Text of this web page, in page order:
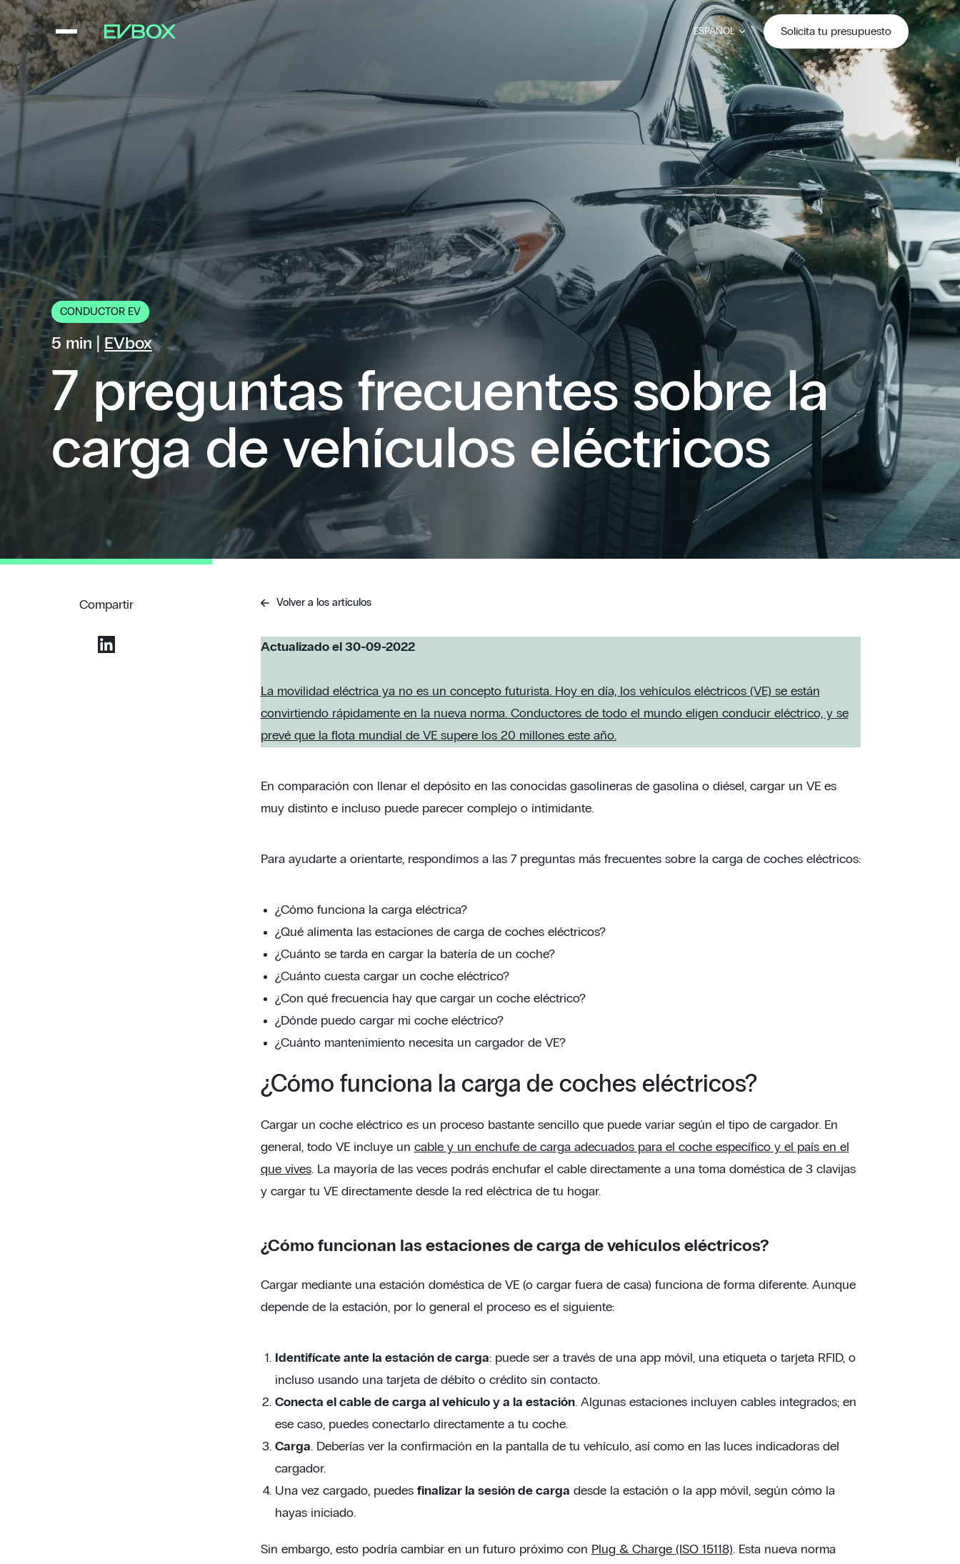
Saltar
al
contenido
ESPAÑOL Solicita tu presupuesto
CONDUCTOR EV
5 min |EVbox
7 preguntas frecuentes sobre la
carga de vehículos eléctricos
Compartir Volver a los artículos
Actualizado el 30-09-2022
La movilidad eléctrica ya no es un concepto futurista. Hoy en día, los vehículos eléctricos (VE) se están
convirtiendo rápidamente en la nueva norma. Conductores de todo el mundo eligen conducir eléctrico, y se
prevé que la flota mundial de VE supere los 20 millones este año.
En comparación con llenar el depósito en las conocidas gasolineras de gasolina o diésel, cargar un VE es
muy distinto e incluso puede parecer complejo o intimidante.
Para ayudarte a orientarte, respondimos a las 7 preguntas más frecuentes sobre la carga de coches eléctricos:
¿Cómo funciona la carga eléctrica?
¿Qué alimenta las estaciones de carga de coches eléctricos?
¿Cuánto se tarda en cargar la batería de un coche?
¿Cuánto cuesta cargar un coche eléctrico?
¿Con qué frecuencia hay que cargar un coche eléctrico?
¿Dónde puedo cargar mi coche eléctrico?
¿Cuánto mantenimiento necesita un cargador de VE?
¿Cómo funciona la carga de coches eléctricos?
Cargar un coche eléctrico es un proceso bastante sencillo que puede variar según el tipo de cargador. En
general, todo VE incluye un cable y un enchufe de carga adecuados para el coche específico y el país en el
que vives. La mayoría de las veces podrás enchufar el cable directamente a una toma doméstica de 3 clavijas
y cargar tu VE directamente desde la red eléctrica de tu hogar.
¿Cómo funcionan las estaciones de carga de vehículos eléctricos?
Cargar mediante una estación doméstica de VE (o cargar fuera de casa) funciona de forma diferente. Aunque
depende de la estación, por lo general el proceso es el siguiente:
Identifícate ante la estación de carga: puede ser a través de una app móvil, una etiqueta o tarjeta RFID, o
incluso usando una tarjeta de débito o crédito sin contacto.
Conecta el cable de carga al vehículo y a la estación. Algunas estaciones incluyen cables integrados; en
ese caso, puedes conectarlo directamente a tu coche.
Carga. Deberías ver la confirmación en la pantalla de tu vehículo, así como en las luces indicadoras del
cargador.
Una vez cargado, puedes finalizar la sesión de carga desde la estación o la app móvil, según cómo la
hayas iniciado.
Sin embargo, esto podría cambiar en un futuro próximo con Plug & Charge (ISO 15118). Esta nueva norma